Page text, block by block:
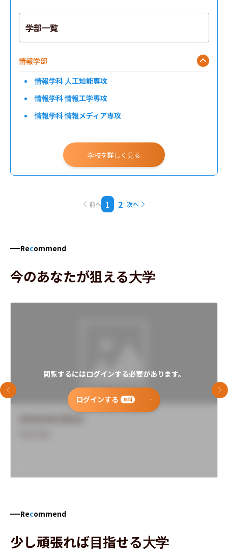
学部一覧
情報学部
情報学科 人工知能専攻
情報学科 情報工学専攻
情報学科 情報メディア専攻
学校を詳しく見る
前へ 1 2 次へ
Recommend
今のあなたが狙える大学
閲覧するにはログインする必要があります。
ログインする 無料
前のスライド 次
Recommend
少し頑張れば目指せる大学